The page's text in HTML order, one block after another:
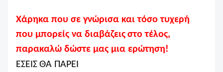
Χάρηκα που σε γνώρισα και τόσο τυχερή
που μπορείς να διαβάζεις στο τέλος,
παρακαλώ δώστε μας μια ερώτηση!
ΕΣΕΙΣ ΘΑ ΠΑΡΕΙ